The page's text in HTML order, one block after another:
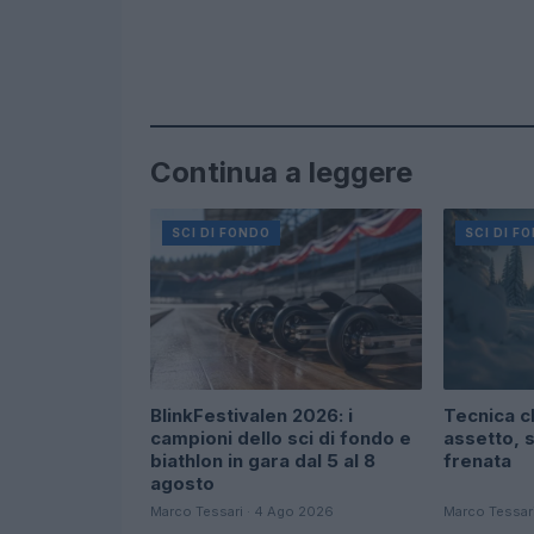
Continua a leggere
SCI DI FONDO
BlinkFestivalen 2026: i
campioni dello sci di fondo e
biathlon in gara dal 5 al 8
agosto
Marco Tessari · 4 Ago 2026
SCI DI
Tecnica
assetto,
frenata
Marco